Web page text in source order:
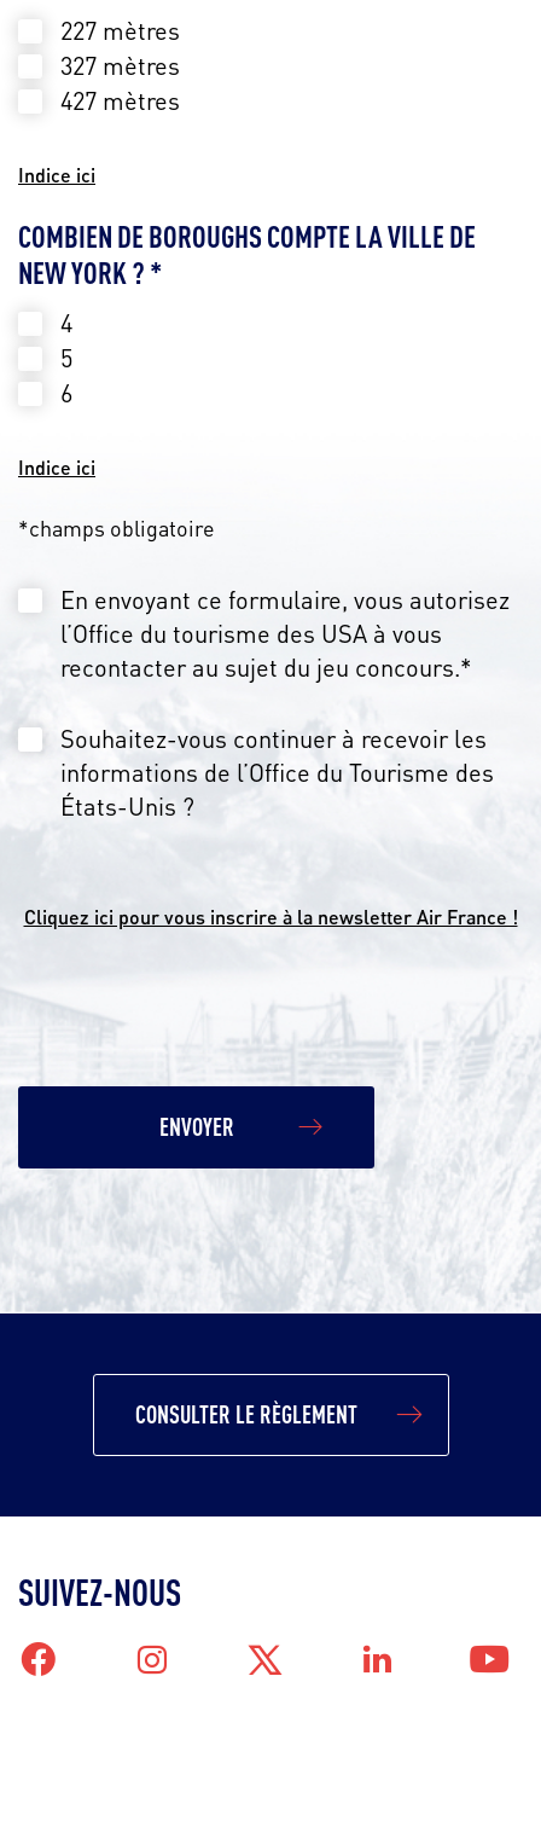
227 mètres
327 mètres
427 mètres
Indice ici
COMBIEN DE BOROUGHS COMPTE LA VILLE DE
NEW YORK ? *
4
5
6
Indice ici
*champs obligatoire
En envoyant ce formulaire, vous autorisez
l’Office du tourisme des USA à vous
recontacter au sujet du jeu concours.*
Souhaitez-vous continuer à recevoir les
informations de l’Office du Tourisme des
États-Unis ?
Cliquez ici pour vous inscrire à la newsletter Air France !
ENVOYER
CONSULTER LE RÈGLEMENT
SUIVEZ-NOUS